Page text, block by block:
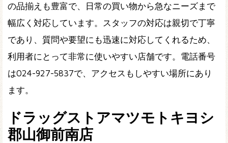
の品揃えも豊富で、日常の買い物から急なニーズまで
幅広く対応しています。スタッフの対応は親切で丁寧
であり、質問や要望にも迅速に対応してくれるため、
利用者にとって非常に使いやすい店舗です。電話番号
は024-927-5837で、アクセスもしやすい場所にあり
ます。
ドラッグストアマツモトキヨシ
郡山御前南店